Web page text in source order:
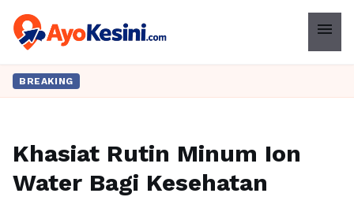
menu
BREAKING
KESEHATAN
Khasiat Rutin Minum Ion
Water Bagi Kesehatan